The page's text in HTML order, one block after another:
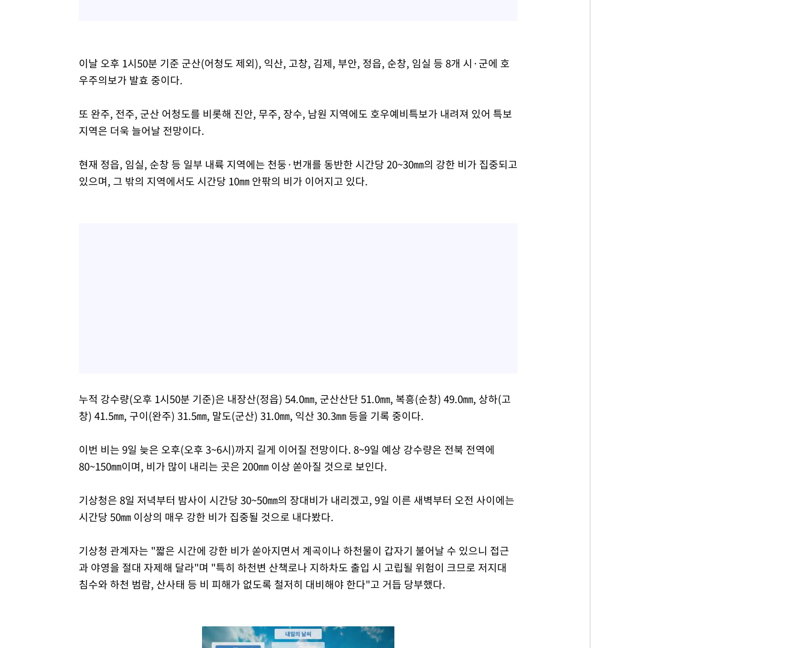
이날 오후 1시50분 기준 군산(어청도 제외), 익산, 고창, 김제, 부안, 정읍, 순창, 임실 등 8개 시·군에 호
우주의보가 발효 중이다.
또 완주, 전주, 군산 어청도를 비롯해 진안, 무주, 장수, 남원 지역에도 호우예비특보가 내려져 있어 특보
지역은 더욱 늘어날 전망이다.
현재 정읍, 임실, 순창 등 일부 내륙 지역에는 천둥·번개를 동반한 시간당 20~30㎜의 강한 비가 집중되고
있으며, 그 밖의 지역에서도 시간당 10㎜ 안팎의 비가 이어지고 있다.
누적 강수량(오후 1시50분 기준)은 내장산(정읍) 54.0㎜, 군산산단 51.0㎜, 복흥(순창) 49.0㎜, 상하(고
창) 41.5㎜, 구이(완주) 31.5㎜, 말도(군산) 31.0㎜, 익산 30.3㎜ 등을 기록 중이다.
이번 비는 9일 늦은 오후(오후 3~6시)까지 길게 이어질 전망이다. 8~9일 예상 강수량은 전북 전역에
80~150㎜이며, 비가 많이 내리는 곳은 200㎜ 이상 쏟아질 것으로 보인다.
기상청은 8일 저녁부터 밤사이 시간당 30~50㎜의 장대비가 내리겠고, 9일 이른 새벽부터 오전 사이에는
시간당 50㎜ 이상의 매우 강한 비가 집중될 것으로 내다봤다.
기상청 관계자는 "짧은 시간에 강한 비가 쏟아지면서 계곡이나 하천물이 갑자기 불어날 수 있으니 접근
과 야영을 절대 자제해 달라"며 "특히 하천변 산책로나 지하차도 출입 시 고립될 위험이 크므로 저지대
침수와 하천 범람, 산사태 등 비 피해가 없도록 철저히 대비해야 한다"고 거듭 당부했다.